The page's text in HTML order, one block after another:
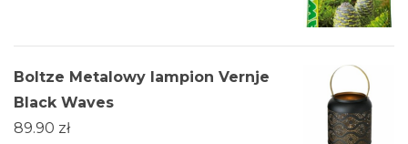
Boltze Metalowy lampion Vernje
Black Waves
89.90 zł